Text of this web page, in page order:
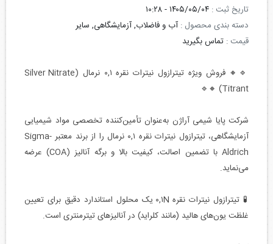
تاریخ ثبت : ۱۴۰۵/۰۵/۰۴ - ۱۰:۲۸
دسته بندی محصول : آب و فاضلاب, آزمایشگاهی, سایر
قیمت : تماس بگیرید
🔹🔸 فروش ویژه تیترازول نیترات نقره ۰,۱ نرمال (Silver Nitrate
Titrant) 🔸🔹
شرکت پایا شیمی آراژن به‌عنوان تأمین‌کننده تخصصی مواد شیمیایی
آزمایشگاهی، تیترازول نیترات نقره ۰,۱ نرمال را از برند معتبر Sigma-
Aldrich با تضمین اصالت، کیفیت بالا و برگه آنالیز (COA) عرضه
می‌نماید.
🧪 تیترازول نیترات نقره ۰,۱N یک محلول استاندارد دقیق برای تعیین
غلظت یون‌های هالید (مانند کلراید) در آنالیزهای تیترمنتری است.